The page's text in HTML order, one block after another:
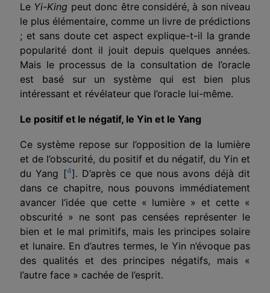
Le Yi-King peut donc être considéré, à son niveau
le plus élémentaire, comme un livre de prédictions
; et sans doute cet aspect explique-t-il la grande
popularité dont il jouit depuis quelques années.
Mais le processus de la consultation de l’oracle
est basé sur un système qui est bien plus
intéressant et révélateur que l’oracle lui-même.
Le positif et le négatif, le Yin et le Yang
Ce système repose sur l’opposition de la lumière
et de l’obscurité, du positif et du négatif, du Yin et
du Yang [4]. D’après ce que nous avons déjà dit
dans ce chapitre, nous pouvons immédiatement
avancer l’idée que cette « lumière » et cette «
obscurité » ne sont pas censées représenter le
bien et le mal primitifs, mais les principes solaire
et lunaire. En d’autres termes, le Yin n’évoque pas
des qualités et des principes négatifs, mais «
l’autre face » cachée de l’esprit.